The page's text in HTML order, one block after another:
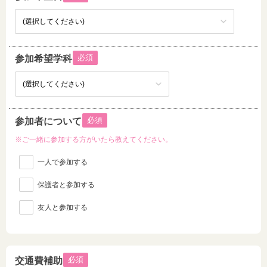
必須
参加希望学科
参加者について 必須
※ご一緒に参加する方がいたら教えてください。
一人で参加する
保護者と参加する
友人と参加する
必須
交通費補助